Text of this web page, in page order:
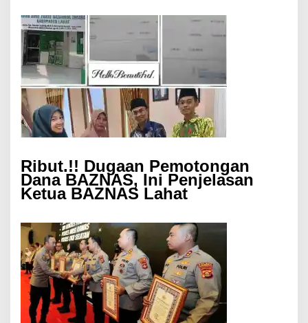
Ribut.!! Dugaan Pemotongan
Dana BAZNAS, Ini Penjelasan
Ketua BAZNAS Lahat